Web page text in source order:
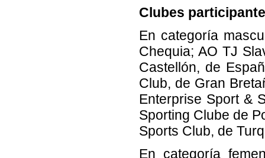
Clubes
En categoría
Chequia; AO TJ
Castellón, de
Club, de Gran
Enterprise Sport &
Sporting Clube de
Sports Club, de
En categoría